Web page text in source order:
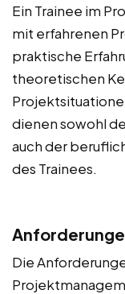
Ein Trainee im
mit erfahrenen
praktische
theoretischen
dienen sowohl
auch der
des Trainees.
Die